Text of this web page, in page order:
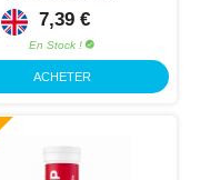
7,39 €
En Stock !
ACHETER